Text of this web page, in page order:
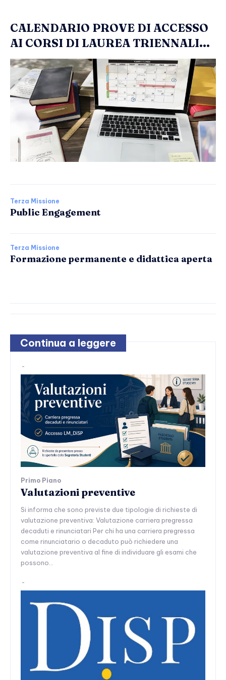
CALENDARIO PROVE DI ACCESSO
AI CORSI DI LAUREA TRIENNALI...
Terza Missione
Public Engagement
Terza Missione
Formazione permanente e didattica aperta
Continua a leggere
-
Primo Piano
Valutazioni preventive
Si informa che sono previste due tipologie di richieste di
valutazione preventiva: Valutazione carriera pregressa
decaduti e rinunciatari Per chi ha una carriera pregressa
come rinunciatario o decaduto può richiedere una
valutazione preventiva al fine di individuare gli esami che
possono...
-